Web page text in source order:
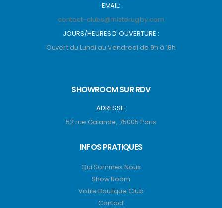
EMAIL:
contact-clubs@misterugby.com
JOURS/HEURES D'OUVERTURE :
Ouvert du Lundi au Vendredi de 9h à 18h
SHOWROOM SUR RDV
ADRESSE:
52 rue Galande, 75005 Paris
INFOS PRATIQUES
Qui Sommes Nous
Show Room
Votre Boutique Club
Contact